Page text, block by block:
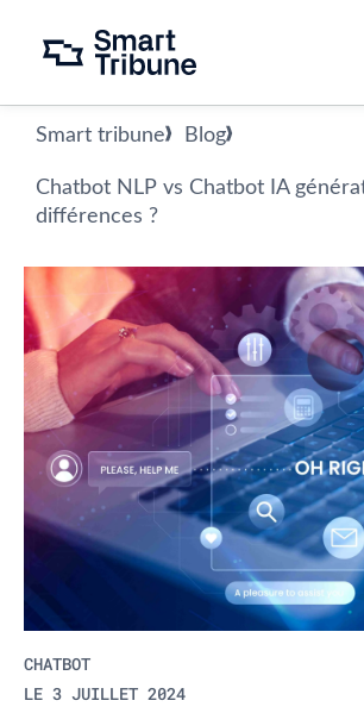
Smart tribune Blog
Chatbot NLP vs Chatbot IA
différences ?
CHATBOT
LE 3 JUILLET 2024